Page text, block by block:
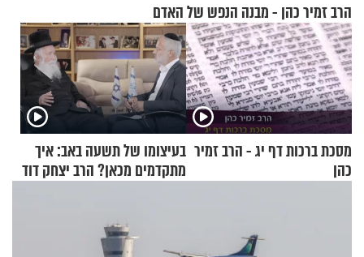
הרב זמיר כהן - מבנה הנפש של האדם
מסכת ברכות דף יג - הרב זמיר
כהן
בעיצומו של תשעה באב: איך
מתקדמים מכאן? הרב יצחק דוד